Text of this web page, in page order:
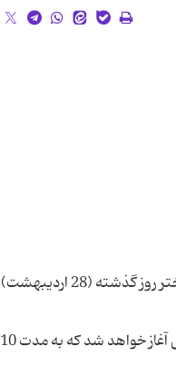
به گزارش تبیان به نقل از خبرگزاری فارس، شانزدهمین مرحله آماده سازی تیم ملی والیبال جوانان دختر روز گذشته (28 اردیبهشت)
هفدهمین مرحله اردوی آماده سازی این تیم از اول خردادماه با حضور 12 بازیکن در کمپ تیم های ملی آغاز خواهد شد که به مدت 10